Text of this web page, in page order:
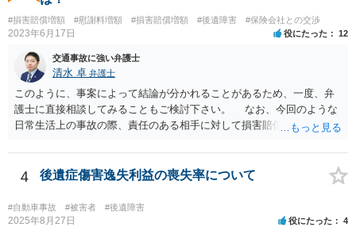
います。費用面も含めて、弁護士さんを検討してみるとよいかもしれ
ませんね。 かなり具体的な話も多くなっているので、法律事務所に問
い合わせてみるとよいと思います。
#損害賠償増額 #慰謝料増額 #損害賠償増額 #後遺障害 #保険会社との交渉
2023年6月17日 役にたった 12
交通事故に強い弁護士
清水 卓 弁護士
このように、事案によって結論が分かれることがあるため、一度、弁
護士に直接相談してみることもご検討下さい。 なお、今回のような
日常生活上の事故の際、責任のある相手に対して損害賠償請求する際
す（ご自宅の火災保険や自動車の任意保険等を確認してみて下さい。
加入したつもりがなくても、確認してみたら付いていたということが
4 後遺症傷害逸失利益の喪失率について
#自動車事故 #被害者 #後遺障害
2025年8月27日 役にたった 4